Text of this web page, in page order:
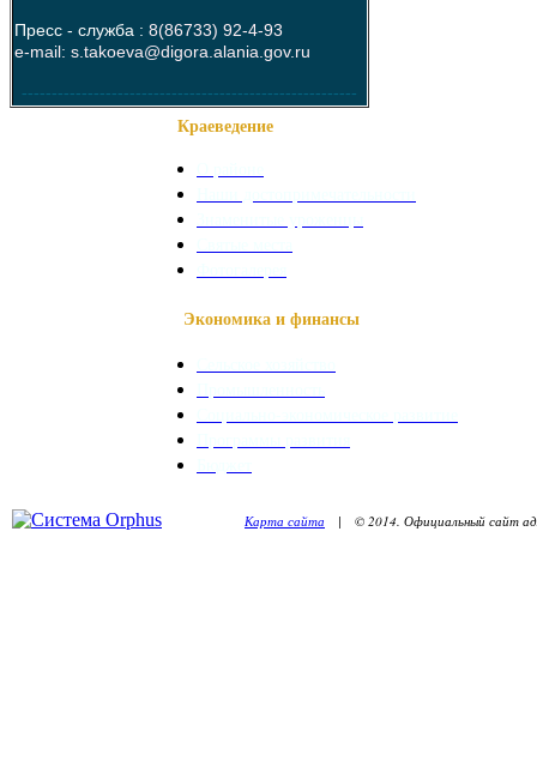
Пресс - служба : 8(86733) 92-4-93
e-mail: s.takoeva@digora.alania.gov.ru
--------------------------------------------------------
Краеведение
Экономика и финансы
Карта сайта | © 2014. Официальный сайт